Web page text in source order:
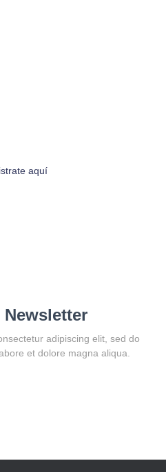
aquí
adipiscing elit, sed do
et dolore magna aliqua.